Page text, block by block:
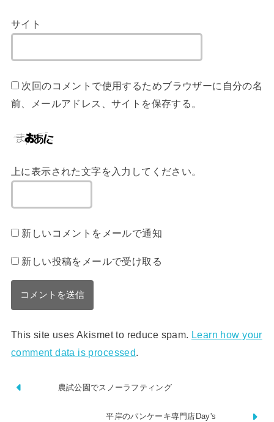
サイト
次回のコメントで使用するためブラウザーに自分の名
前、メールアドレス、サイトを保存する。
上に表示された文字を入力してください。
新しいコメントをメールで通知
新しい投稿をメールで受け取る
This site uses Akismet to reduce spam. Learn how your
comment data is processed.
農試公園でスノーラフティング
平岸のパンケーキ専門店Day's